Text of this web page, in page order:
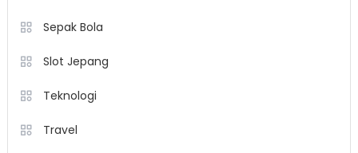
Sepak Bola
Slot Jepang
Teknologi
Travel